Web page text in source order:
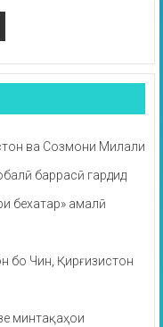
ва Созмони Милали
баррасӣ гардид
бехатар» амалӣ
бо Чин, Қирғизистон
минтақаҳои